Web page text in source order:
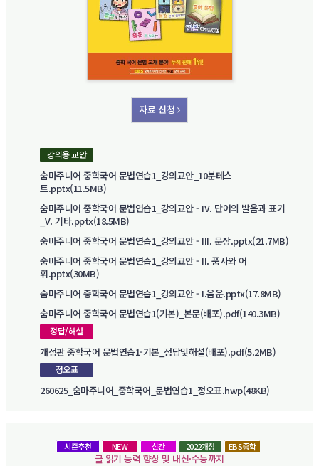
자료 신청
강의용 교안
숨마주니어 중학국어 문법연습1_강의교안_10분테스
트.pptx(11.5MB)
숨마주니어 중학국어 문법연습1_강의교안 - IV. 단어의 발음과 표기
_V. 기타.pptx(18.5MB)
숨마주니어 중학국어 문법연습1_강의교안 - III. 문장.pptx(21.7MB)
숨마주니어 중학국어 문법연습1_강의교안 - II. 품사와 어
휘.pptx(30MB)
숨마주니어 중학국어 문법연습1_강의교안 - I.음운.pptx(17.8MB)
숨마주니어 중학국어 문법연습1(기본)_본문(배포).pdf(140.3MB)
정답/해설
개정판 중학국어 문법연습1-기본_정답및해설(배포).pdf(5.2MB)
정오표
260625_숨마주니어_중학국어_문법연습1_정오표.hwp(48KB)
시즌추천 NEW 신간 2022개정 EBS중학
글 읽기 능력 향상 및 내신·수능까지